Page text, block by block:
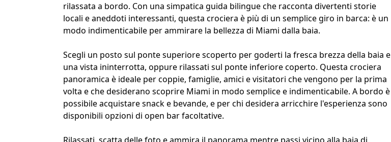
rilassata a bordo. Con una simpatica guida bilingue che racconta divertenti storie
locali e aneddoti interessanti, questa crociera è più di un semplice giro in barca: è un
modo indimenticabile per ammirare la bellezza di Miami dalla baia.
Scegli un posto sul ponte superiore scoperto per goderti la fresca brezza della baia e
una vista ininterrotta, oppure rilassati sul ponte inferiore coperto. Questa crociera
panoramica è ideale per coppie, famiglie, amici e visitatori che vengono per la prima
volta e che desiderano scoprire Miami in modo semplice e indimenticabile. A bordo è
possibile acquistare snack e bevande, e per chi desidera arricchire l'esperienza sono
disponibili opzioni di open bar facoltative.